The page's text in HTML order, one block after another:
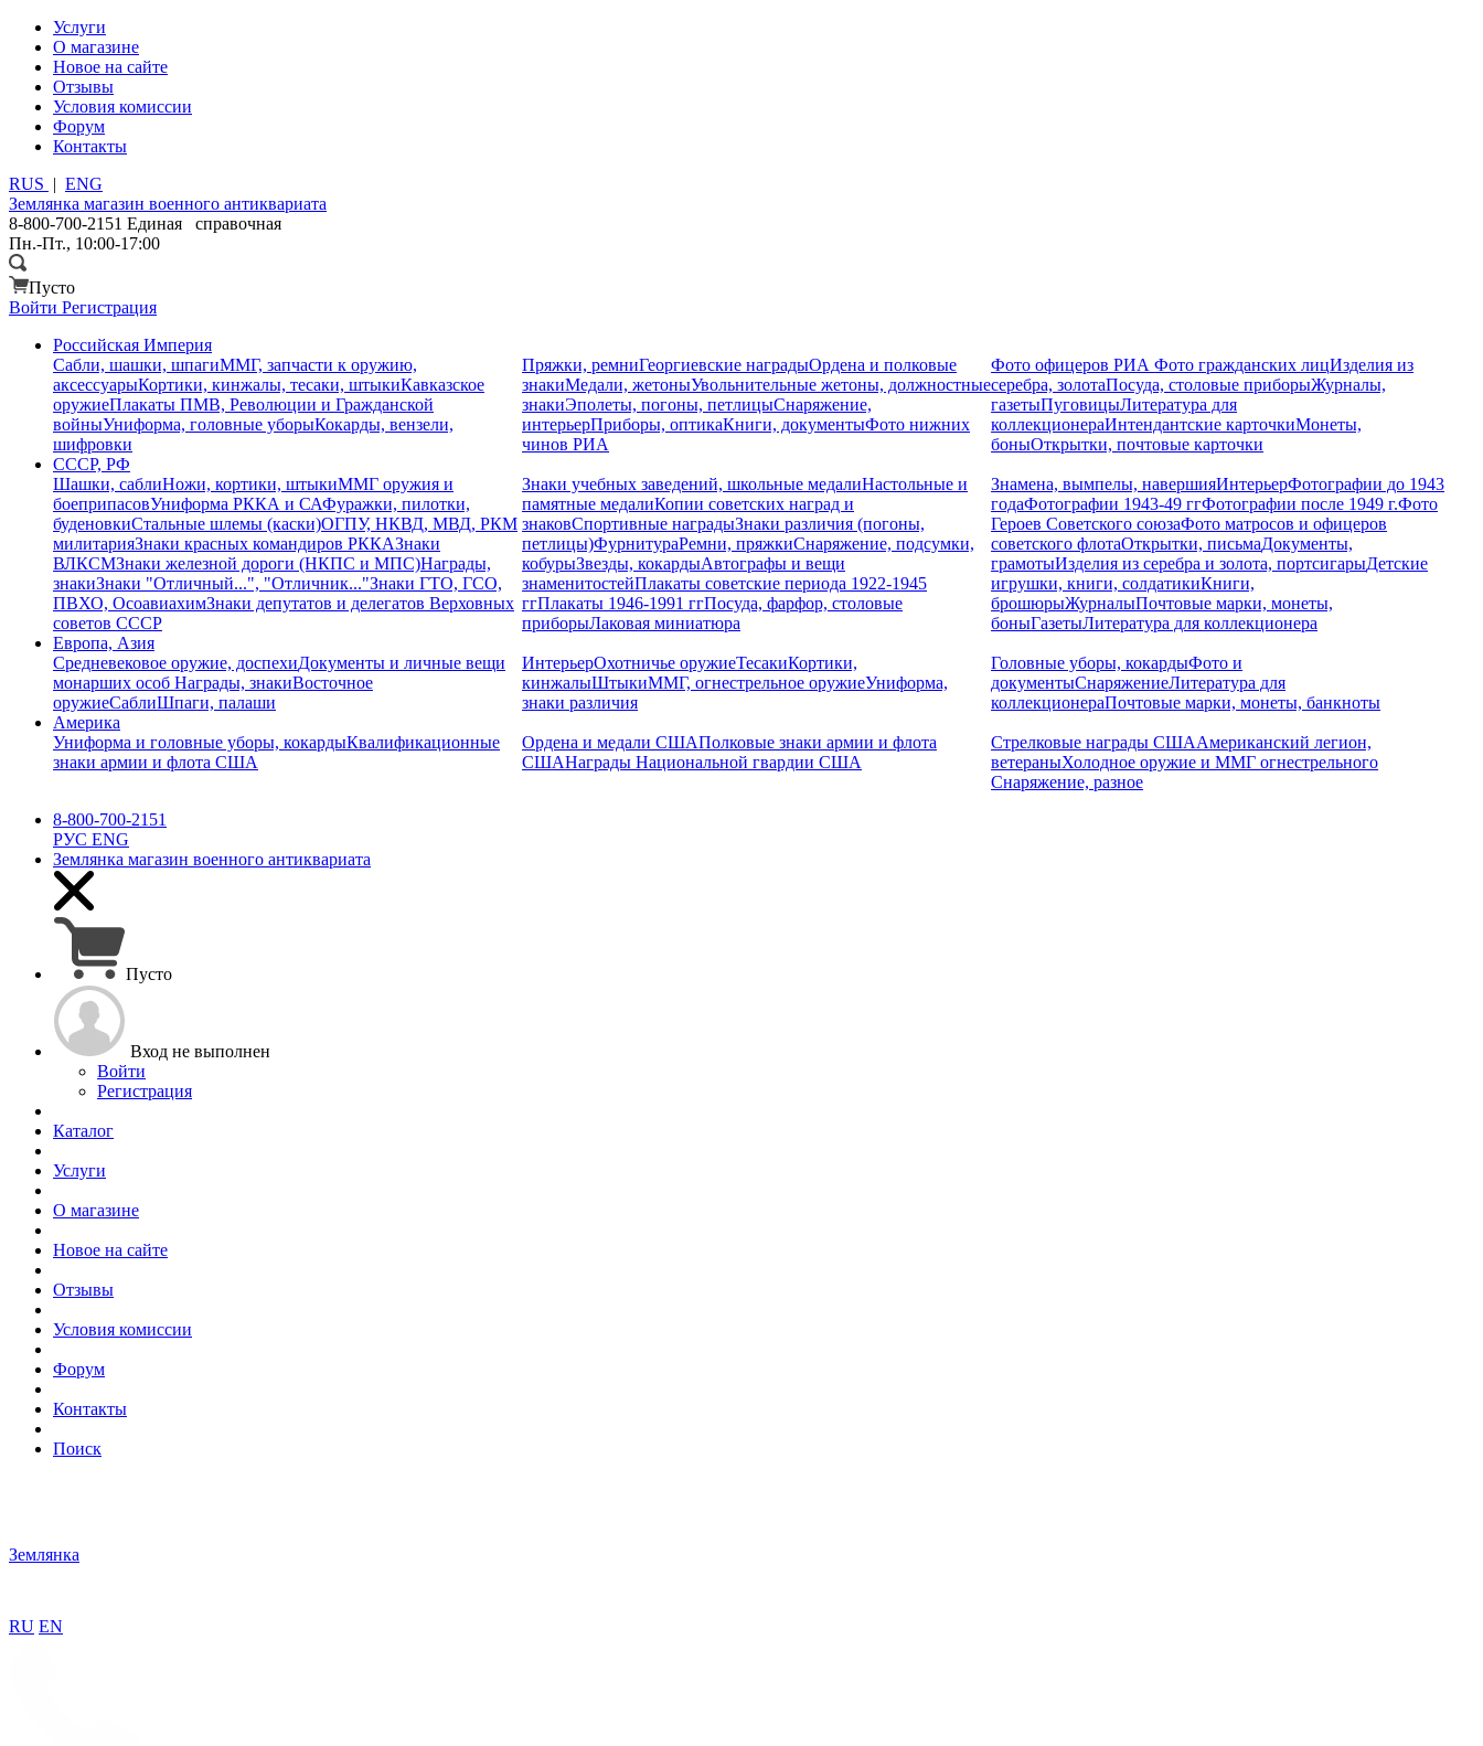
Услуги
О магазине
Новое на сайте
Отзывы
Условия комиссии
Форум
Контакты
RUS | ENG
Землянка магазин военного антиквариата
8-800-700-2151 Единая справочная
Пн.-Пт., 10:00-17:00
Пусто
Войти Регистрация
Российская Империя
Сабли, шашки, шпагиММГ, запчасти к оружию,
аксессуарыКортики, кинжалы, тесаки, штыкиКавказское
оружиеПлакаты ПМВ, Революции и Гражданской
войныУниформа, головные уборыКокарды, вензели,
шифровки
Пряжки, ремниГеоргиевские наградыОрдена и полковые
знакиМедали, жетоныУвольнительные жетоны, должностные
знакиЭполеты, погоны, петлицыСнаряжение,
интерьерПриборы, оптикаКниги, документыФото нижних
чинов РИА
Фото офицеров РИАФото гражданских лицИзделия из
серебра, золотаПосуда, столовые приборыЖурналы,
газетыПуговицыЛитература для
коллекционераИнтендантские карточкиМонеты,
боныОткрытки, почтовые карточки
СССР, РФ
Шашки, саблиНожи, кортики, штыкиММГ оружия и
боеприпасовУниформа РККА и САФуражки, пилотки,
буденовкиСтальные шлемы (каски)ОГПУ, НКВД, МВД, РКМ
милитарияЗнаки красных командиров РККАЗнаки
ВЛКСМЗнаки железной дороги (НКПС и МПС)Награды,
знакиЗнаки "Отличный...", "Отличник..."Знаки ГТО, ГСО,
ПВХО, ОсоавиахимЗнаки депутатов и делегатов Верховных
советов СССР
Знаки учебных заведений, школьные медалиНастольные и
памятные медалиКопии советских наград и
знаковСпортивные наградыЗнаки различия (погоны,
петлицы)ФурнитураРемни, пряжкиСнаряжение, подсумки,
кобурыЗвезды, кокардыАвтографы и вещи
знаменитостейПлакаты советские периода 1922-1945
ггПлакаты 1946-1991 ггПосуда, фарфор, столовые
приборыЛаковая миниатюра
Знамена, вымпелы, навершияИнтерьерФотографии до 1943
годаФотографии 1943-49 ггФотографии после 1949 г.Фото
Героев Советского союзаФото матросов и офицеров
советского флотаОткрытки, письмаДокументы,
грамотыИзделия из серебра и золота, портсигарыДетские
игрушки, книги, солдатикиКниги,
брошюрыЖурналыПочтовые марки, монеты,
боныГазетыЛитература для коллекционера
Европа, Азия
Средневековое оружие, доспехиДокументы и личные вещи
монарших особ Награды, знакиВосточное
оружиеСаблиШпаги, палаши
ИнтерьерОхотничье оружиеТесакиКортики,
кинжалыШтыкиММГ, огнестрельное оружиеУниформа,
знаки различия
Головные уборы, кокардыФото и
документыСнаряжениеЛитература для
коллекционераПочтовые марки, монеты, банкноты
Америка
Униформа и головные уборы, кокардыКвалификационные
знаки армии и флота США
Ордена и медали СШАПолковые знаки армии и флота
СШАНаграды Национальной гвардии США
Стрелковые награды СШААмериканский легион,
ветераныХолодное оружие и ММГ огнестрельного
Снаряжение, разное
8-800-700-2151
РУС ENG
Землянка магазин военного антиквариата
Пусто
Вход не выполнен
Войти
Регистрация
Каталог
Услуги
О магазине
Новое на сайте
Отзывы
Условия комиссии
Форум
Контакты
Поиск
Землянка
RU EN